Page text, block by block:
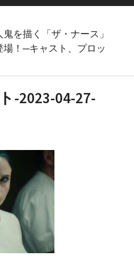
を描く「ザ・ナース」
！─キャスト、プロッ
-2023-04-27-